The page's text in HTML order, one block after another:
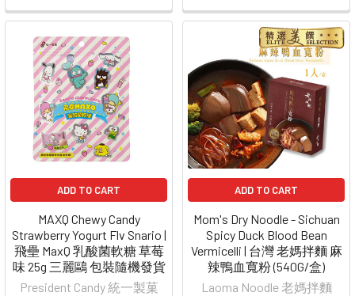
ADD TO CART
MAXQ Chewy Candy
Strawberry Yogurt Flv Snario |
飛壘 MaxQ 乳酸菌軟糖 草莓
味 25g 三麗鷗 包裝隨機發貨
President Candy 統一製菓
ADD TO CART
Mom's Dry Noodle - Sichuan
Spicy Duck Blood Bean
Vermicelli | 台灣 老媽拌麵 麻
辣鴨血寬粉 (540G/盒)
Laoma Noodle 老媽拌麵